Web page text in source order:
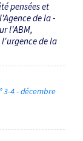
pensées et
de la
l'ABM,
l'urgence de la
3-4 - décembre